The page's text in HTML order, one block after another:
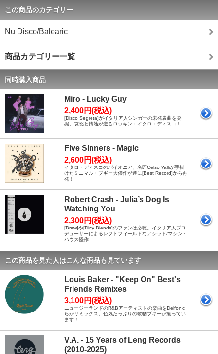
この商品のカテゴリー
Nu Disco/Balearic
商品カテゴリー一覧
同時購入商品
Miro - Lucky Guy
2,400円(税込)
[Disco Segreta]がイタリア人シンガーの未発表曲を発
掘。哀愁と情熱が迸るロッキン・イタロ・ディスコ！
Five Sinners - Magic
2,600円(税込)
イタロ・ディスコのパイオニア、名匠Celso Valliが手掛
けたミニマル・ブギー大傑作が遂に[Best Record]から再
発！
Robert Crash - Julia’s Dog Is
Watching You
2,300円(税込)
[Brew]や[Dirty Blends]のファンは必聴。イタリア人プロ
デューサーによるレフトフィールドなアシッド/マシン・
ハウス怪作！
この商品を見た人はこんな商品も見ています
Louis Baker - "Keep On" Best's
Friends Remixes
3,100円(税込)
ニュージーランドのR&Bアーティストの楽曲をDelfonic
らがリミックス。色気たっぷりの歌物ブギーが揃ってい
ます！
V.A. - 15 Years of Leng Records
(2010-2025)